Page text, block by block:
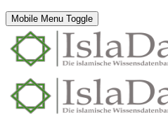
Mobile Menu Toggle